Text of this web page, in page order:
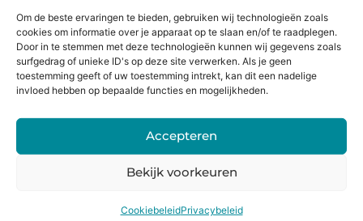
Om de beste ervaringen te bieden, gebruiken wij technologieën zoals
cookies om informatie over je apparaat op te slaan en/of te raadplegen.
Door in te stemmen met deze technologieën kunnen wij gegevens zoals
surfgedrag of unieke ID's op deze site verwerken. Als je geen
toestemming geeft of uw toestemming intrekt, kan dit een nadelige
invloed hebben op bepaalde functies en mogelijkheden.
Accepteren
Bekijk voorkeuren
CookiebeleidPrivacybeleid
Voor
16:00
besteld,
morgen
14 dagen
bedenkte
rmijn
Fysieke
winkel
Webwink
el
keurmerk
Alternatieven